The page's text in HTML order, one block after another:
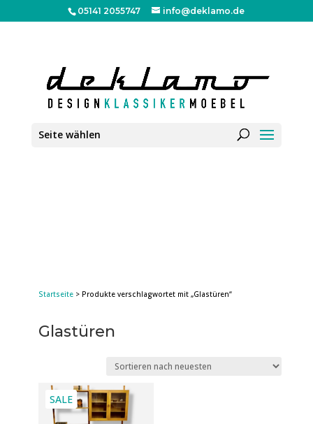
05141 2055747 info@deklamo.de
Seite wählen
Startseite> Produkte verschlagwortet mit „Glastüren“
Glastüren
SALE